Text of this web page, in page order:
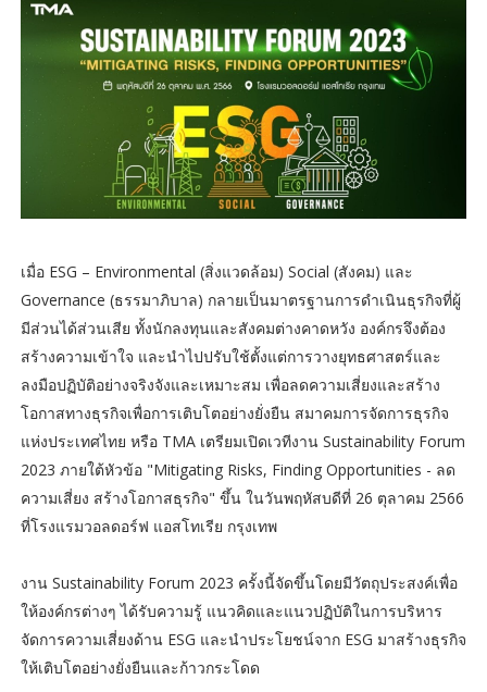
เมื่อ ESG – Environmental (สิ่งแวดล้อม) Social (สังคม) และ
Governance (ธรรมาภิบาล) กลายเป็นมาตรฐานการดำเนินธุรกิจที่ผู้
มีส่วนได้ส่วนเสีย ทั้งนักลงทุนและสังคมต่างคาดหวัง องค์กรจึงต้อง
สร้างความเข้าใจ และนำไปปรับใช้ตั้งแต่การวางยุทธศาสตร์และ
ลงมือปฏิบัติอย่างจริงจังและเหมาะสม เพื่อลดความเสี่ยงและสร้าง
โอกาสทางธุรกิจเพื่อการเติบโตอย่างยั่งยืน สมาคมการจัดการธุรกิจ
แห่งประเทศไทย หรือ TMA เตรียมเปิดเวทีงาน Sustainability Forum
2023 ภายใต้หัวข้อ "Mitigating Risks, Finding Opportunities - ลด
ความเสี่ยง สร้างโอกาสธุรกิจ" ขึ้น ในวันพฤหัสบดีที่ 26 ตุลาคม 2566
ที่โรงแรมวอลดอร์ฟ แอสโทเรีย กรุงเทพ
งาน Sustainability Forum 2023 ครั้งนี้จัดขึ้นโดยมีวัตถุประสงค์เพื่อ
ให้องค์กรต่างๆ ได้รับความรู้ แนวคิดและแนวปฏิบัติในการบริหาร
จัดการความเสี่ยงด้าน ESG และนำประโยชน์จาก ESG มาสร้างธุรกิจ
ให้เติบโตอย่างยั่งยืนและก้าวกระโดด